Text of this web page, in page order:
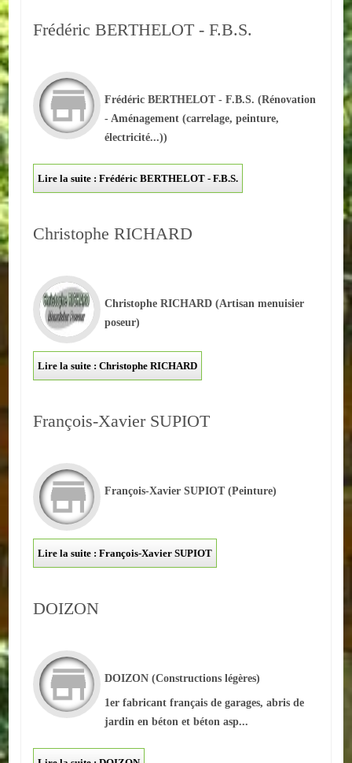
ACTUALITÉS
ECOLES
Loisirs et animations
Services
Autres
ENTREPRISES
L'agriculture
Capitale du chrysanthème
Commerces
Hotels/Restaurants
Frédéric BERTHELOT - F.B.S.
Frédéric BERTHELOT - F.B.S. (Rénovation
- Aménagement (carrelage, peinture,
électricité...))
Lire la suite : Frédéric BERTHELOT - F.B.S.
Christophe RICHARD
Christophe RICHARD (Artisan menuisier
poseur)
Lire la suite : Christophe RICHARD
François-Xavier SUPIOT
François-Xavier SUPIOT (Peinture)
Lire la suite : François-Xavier SUPIOT
DOIZON
DOIZON (Constructions légères)
1er fabricant français de garages, abris de
jardin en béton et béton asp...